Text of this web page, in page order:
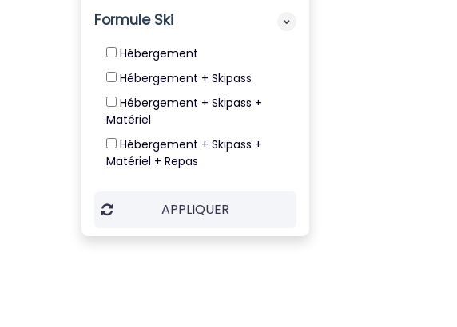
Résidence
5*
Villa
Formule Ski
Hébergement
Hébergement + Skipass
Hébergement + Skipass +
Matériel
Hébergement + Skipass +
Matériel + Repas
APPLIQUER